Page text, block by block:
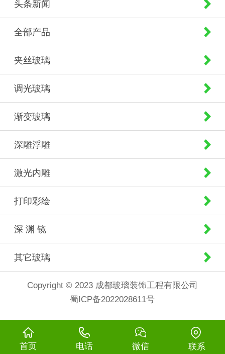
头条新闻
全部产品
夹丝玻璃
调光玻璃
渐变玻璃
深雕浮雕
激光内雕
打印彩绘
深 渊 镜
其它玻璃
Copyright © 2023 成都玻璃装饰工程有限公司
蜀ICP备2022028611号
首页 电话 微信 联系